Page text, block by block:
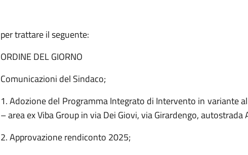
per trattare il seguente:
ORDINE DEL GIORNO
Comunicazioni del Sindaco;
1. Adozione del Programma Integrato di Intervento in variante
– area ex Viba Group in via Dei Giovi, via Girardengo, autostrada
2. Approvazione rendiconto 2025;